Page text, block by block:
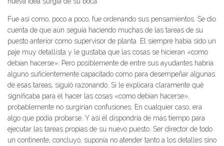
Fue así como, poco a poco, fue ordenando sus pensamientos. Se dio
cuenta de que aún seguía haciendo muchas de las tareas de su
puesto anterior como supervisor de planta. El siempre había sido un
paje muy detallista y le gustaba que las cosas se hicieran «como
debían hacerse». Pero posiblemente de entre sus ayudantes habría
alguno suficientemente capacitado como para desempeñar algunas
de esas tareas, siguió razonando. Si le explicara claramente qué
significaba para él hacer las cosas «como debían hacerse»,
probablemente no surgirían confusiones. En cualquier caso, era
algo que podía probarse. Y así él dispondría de más tiempo para
ejecutar las tareas propias de su nuevo puesto. Ser director de todo
un continente, concluyó, suponía no atender tanto a los detalles sino